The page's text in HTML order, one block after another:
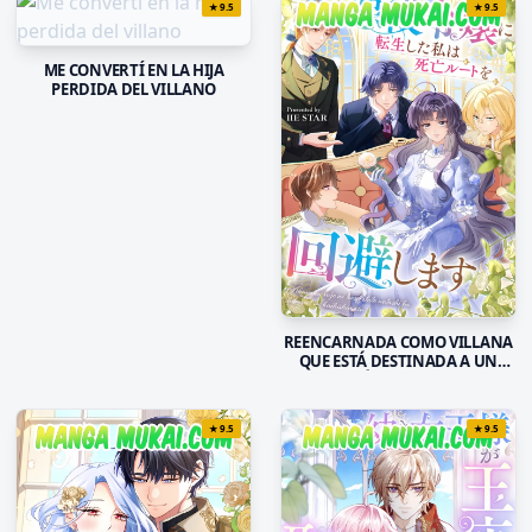
★9.5
ME CONVERTÍ EN LA HIJA
PERDIDA DEL VILLANO
★9.5
REENCARNADA COMO VILLANA
QUE ESTÁ DESTINADA A UN
TRÁGICAS
★9.5 ★9.5